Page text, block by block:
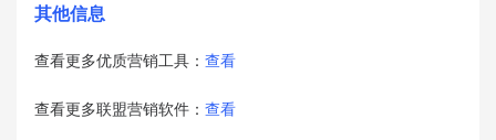
其他信息
查看更多优质营销工具： 查看
查看更多联盟营销软件： 查看